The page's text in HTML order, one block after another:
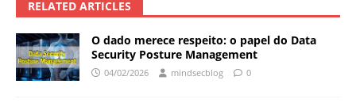
RELATED ARTICLES
O dado merece respeito: o papel do Data
Security Posture Management
04/02/2026 mindsecblog 0